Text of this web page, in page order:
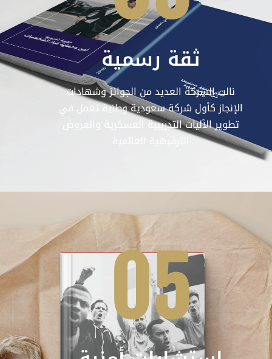
ثقة رسمية
نالت الشركة العديد من الجوائز وشهادات
الإنجاز كأول شركة سعودية وطنية تعمل في
تطوير الآليات التدريبية العسكرية والعروض
الترفيهية العالمية
05